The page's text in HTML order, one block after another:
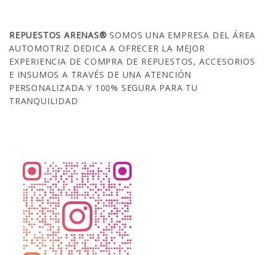
REPUESTOS ARENAS®SOMOS UNA EMPRESA DEL ÁREA
AUTOMOTRIZ DEDICA A OFRECER LA MEJOR
EXPERIENCIA DE COMPRA DE REPUESTOS, ACCESORIOS
E INSUMOS A TRAVÉS DE UNA ATENCIÓN
PERSONALIZADA Y 100% SEGURA PARA TU
TRANQUILIDAD